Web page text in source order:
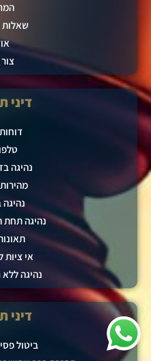
שאלות
דיני
נהיגה
נהיגה
אי ציות
נהיגה ללא
דיני
ביטול